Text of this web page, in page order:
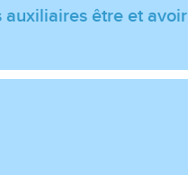
être et avoir